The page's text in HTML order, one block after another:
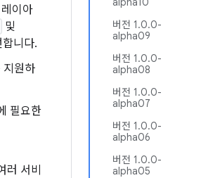
버전 1.0.0-
alpha09
버전 1.0.0-
alpha08
버전 1.0.0-
alpha07
버전 1.0.0-
alpha06
버전 1.0.0-
alpha05
이아
및
니다.
지원하
필요한
러 서비